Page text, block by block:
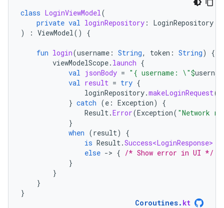
class LoginViewModel(
private val loginRepository :
LoginRepository
)
: ViewModel() {
fun login(username : String, token : String)
{
viewModelScope. launch {
val jsonBody = "{ username: \"$
val result = try {
loginRepository.makeLoginRequest(
} catch (e : Exception)
{
Result.Error(Exception( "Network
}
when (result)
{
is Result.Success<LoginResponse>
else -> { /* Show error in UI */
}
}
}
}
Coroutines. kt